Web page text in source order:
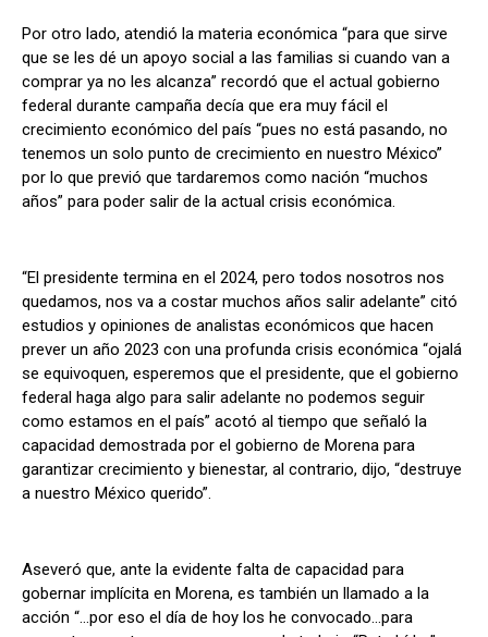
Por otro lado, atendió la materia económica “para que sirve
que se les dé un apoyo social a las familias si cuando van a
comprar ya no les alcanza” recordó que el actual gobierno
federal durante campaña decía que era muy fácil el
crecimiento económico del país “pues no está pasando, no
tenemos un solo punto de crecimiento en nuestro México”
por lo que previó que tardaremos como nación “muchos
años” para poder salir de la actual crisis económica.
“El presidente termina en el 2024, pero todos nosotros nos
quedamos, nos va a costar muchos años salir adelante” citó
estudios y opiniones de analistas económicos que hacen
prever un año 2023 con una profunda crisis económica “ojalá
se equivoquen, esperemos que el presidente, que el gobierno
federal haga algo para salir adelante no podemos seguir
como estamos en el país” acotó al tiempo que señaló la
capacidad demostrada por el gobierno de Morena para
garantizar crecimiento y bienestar, al contrario, dijo, “destruye
a nuestro México querido”.
Aseveró que, ante la evidente falta de capacidad para
gobernar implícita en Morena, es también un llamado a la
acción “…por eso el día de hoy los he convocado…para